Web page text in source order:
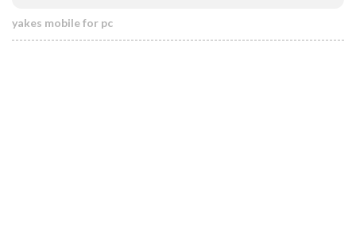
yakes mobile for pc